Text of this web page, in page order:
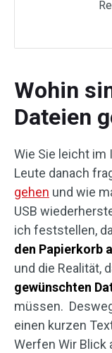
Wohin
Dateien
Wie Sie leicht im
Leute danach
gehen und wie
USB
ich feststellen,
den Papierkorb
und die Realität,
gewünschten
müssen.
einen kurzen
Werfen Wir Blick